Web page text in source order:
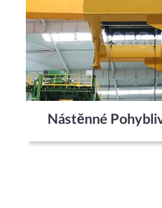
Nástěnné